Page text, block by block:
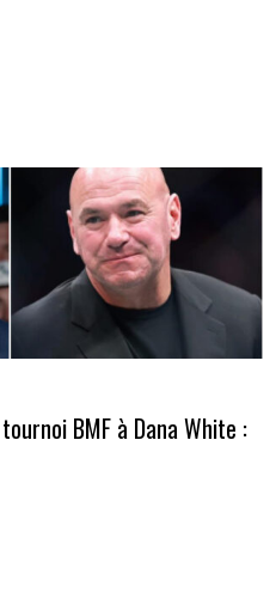
BMF à Dana White :